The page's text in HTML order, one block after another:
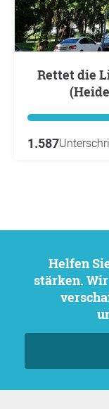
Rettet die Lindenallee in St.Pölten
1.587
Helfen Sie mit, Bürgerbeteiligung zu
stärken.